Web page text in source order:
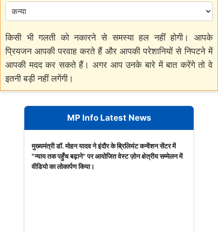
किसी भी गलती को नकारने से समस्या हल नहीं होगी। आपके
प्रियजन आपकी परवाह करते हैं और आपकी परेशानियों से निपटने में
आपकी मदद कर सकते हैं। अगर आप उनके बारे में बात करेंगे तो वे
इतनी बड़ी नहीं लगेंगी।
MP Info Latest News
मुख्यमंत्री डॉ. मोहन यादव ने इंदौर के ब्रिलियंट कन्वेंशन सेंटर में
"न्याय तक पहुँच बढ़ाने" पर आयोजित वेस्ट ज़ोन क्षेत्रीय सम्मेलन में
वीडियो का लोकार्पण किया।